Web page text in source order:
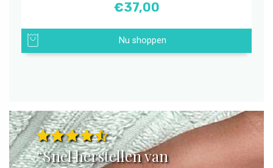
€37,00
Nu shoppen
“Snel herstellen van